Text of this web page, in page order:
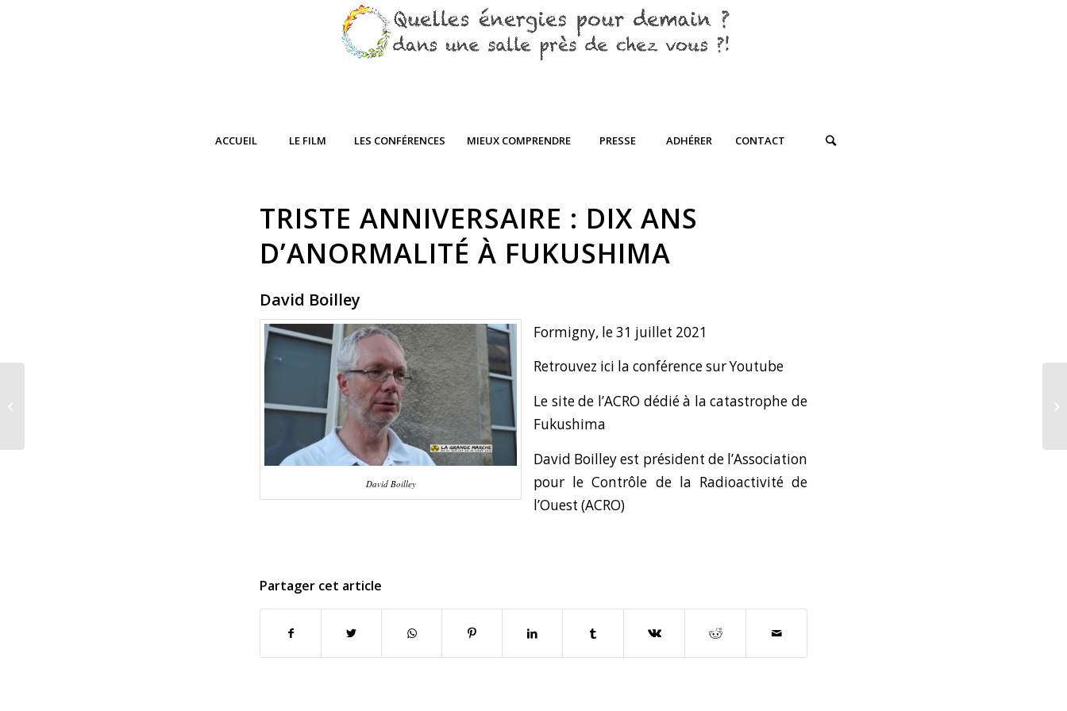
ACCUEIL LE FILM LES CONFÉRENCES MIEUX COMPRENDRE PRESSE ADHÉRER CONTACT
TRISTE ANNIVERSAIRE : DIX ANS
D’ANORMALITÉ À FUKUSHIMA
David Boilley
David Boilley
Formigny, le 31 juillet 2021
Retrouvez ici la conférence sur Youtube
Le site de l’ACRO dédié à la catastrophe de
Fukushima
David Boilley est président de l’Association
pour le Contrôle de la Radioactivité de
l’Ouest (ACRO)
Partager cet article